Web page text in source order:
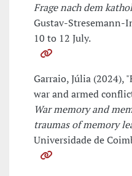
Frage nach dem
Gustav-Stresemann-
10 to 12 July.
Garraio, Júlia (2024),
war and armed
War memory and
traumas of memory
Universidade de